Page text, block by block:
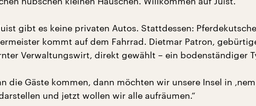
gibt es keine privaten Autos. Stattdessen:
kommt auf dem Fahrrad. Dietmar Patron,
Verwaltungswirt, direkt gewählt – ein bodenständiger
die Gäste kommen, dann möchten wir unsere Insel in
und jetzt wollen wir alle aufräumen.“